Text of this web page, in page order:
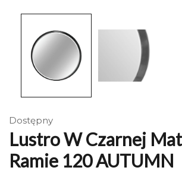
Dostępny
Lustro W Czarnej
Ramie 120 AUTUMN